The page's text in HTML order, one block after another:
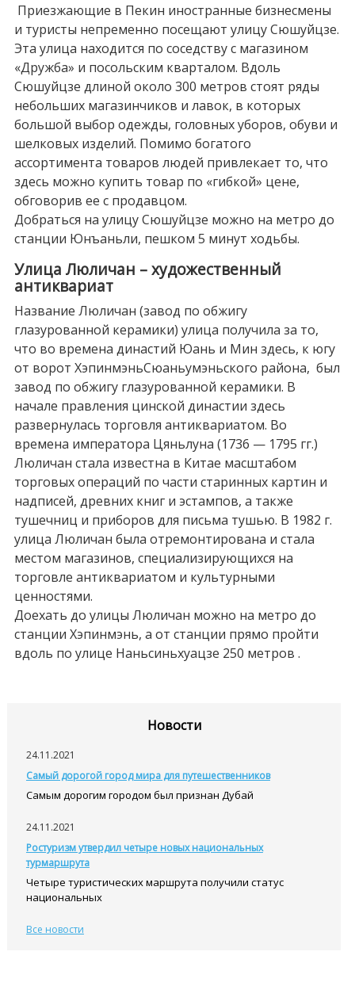
Приезжающие в Пекин иностранные бизнесмены
и туристы непременно посещают улицу Сюшуйцзе.
Эта улица находится по соседству с магазином
«Дружба» и посольским кварталом. Вдоль
Сюшуйцзе длиной около 300 метров стоят ряды
небольших магазинчиков и лавок, в которых
большой выбор одежды, головных уборов, обуви и
шелковых изделий. Помимо богатого
ассортимента товаров людей привлекает то, что
здесь можно купить товар по «гибкой» цене,
обговорив ее с продавцом.
Добраться на улицу Сюшуйцзе можно на метро до
станции Юнъаньли, пешком 5 минут ходьбы.
Улица Люличан – художественный
антиквариат
Название Люличан (завод по обжигу
глазурованной керамики) улица получила за то,
что во времена династий Юань и Мин здесь, к югу
от ворот ХэпинмэньСюаньумэньского района, был
завод по обжигу глазурованной керамики. В
начале правления цинской династии здесь
развернулась торговля антиквариатом. Во
времена императора Цяньлуна (1736 — 1795 гг.)
Люличан стала известна в Китае масштабом
торговых операций по части старинных картин и
надписей, древних книг и эстампов, а также
тушечниц и приборов для письма тушью. В 1982 г.
улица Люличан была отремонтирована и стала
местом магазинов, специализирующихся на
торговле антиквариатом и культурными
ценностями.
Доехать до улицы Люличан можно на метро до
станции Хэпинмэнь, а от станции прямо пройти
вдоль по улице Наньсиньхуацзе 250 метров .
Новости
24.11.2021
Самый дорогой город мира для путешественников
Самым дорогим городом был признан Дубай
24.11.2021
Ростуризм утвердил четыре новых национальных
турмаршрута
Четыре туристических маршрута получили статус
национальных
Все новости